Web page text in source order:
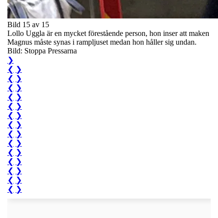
Bild 15 av 15
Lollo Uggla är en mycket förestående person, hon inser att maken
Magnus måste synas i rampljuset medan hon håller sig undan.
Bild: Stoppa Pressarna
❯
❮ ❯
❮ ❯
❮ ❯
❮ ❯
❮ ❯
❮ ❯
❮ ❯
❮ ❯
❮ ❯
❮ ❯
❮ ❯
❮ ❯
❮ ❯
❮ ❯